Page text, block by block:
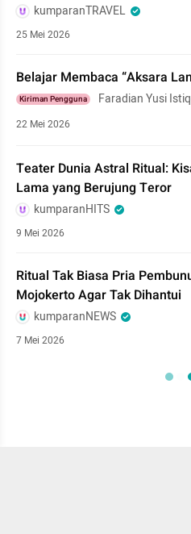
kumparanTRAVEL
25 Mei 2026
Belajar Membaca “Aksara
Kiriman Pengguna Faradian Yusi
22 Mei 2026
Teater Dunia Astral Ritual:
Lama yang Berujung Teror
kumparanHITS
9 Mei 2026
Ritual Tak Biasa Pria
Mojokerto Agar Tak Dihantui
kumparanNEWS
7 Mei 2026